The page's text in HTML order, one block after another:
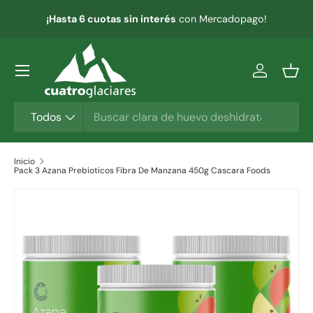
IR AL CONTENIDO
¡Hasta 6 cuotas sin interés con Mercadopago!
Todos
Iniciar
Menú
Inicio
Pack 3 Azana Prebioticos Fibra De Manzana 450g Cascara Foods